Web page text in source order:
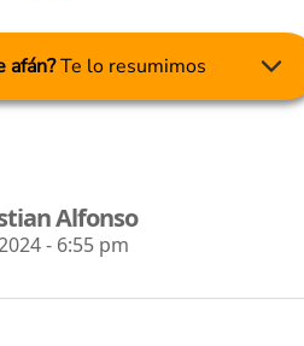
afán?Te lo resumimos
Alfonso
- 6:55 pm